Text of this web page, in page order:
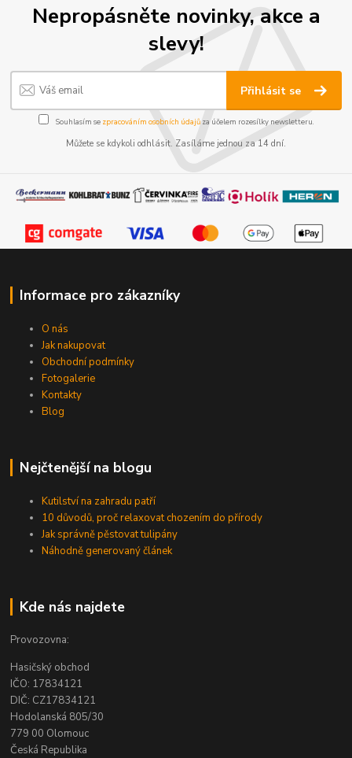
Nepropásněte novinky, akce a
slevy!
Přihlásit se
Souhlasím se zpracováním osobních údajůza účelem rozesílky newsletteru.
Můžete se kdykoli odhlásit. Zasíláme jednou za 14 dní.
Informace pro zákazníky
O nás
Jak nakupovat
Obchodní podmínky
Fotogalerie
Kontakty
Blog
Nejčtenější na blogu
Kutilství na zahradu patří
10 důvodů, proč relaxovat chozením do přírody
Jak správně pěstovat tulipány
Náhodně generovaný článek
Kde nás najdete
Provozovna:
Hasičský obchod
IČO: 17834121
DIČ: CZ17834121
Hodolanská 805/30
779 00 Olomouc
Česká Republika